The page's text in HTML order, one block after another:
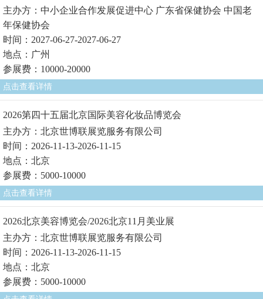
主办方：中小企业合作发展促进中心 广东省保健协会 中国老
年保健协会
时间：2027-06-27-2027-06-27
地点：广州
参展费：10000-20000
点击查看详情
2026第四十五届北京国际美容化妆品博览会
主办方：北京世博联展览服务有限公司
时间：2026-11-13-2026-11-15
地点：北京
参展费：5000-10000
点击查看详情
2026北京美容博览会/2026北京11月美业展
主办方：北京世博联展览服务有限公司
时间：2026-11-13-2026-11-15
地点：北京
参展费：5000-10000